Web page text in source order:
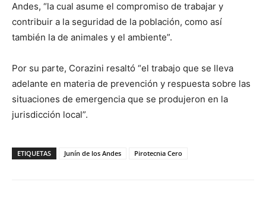
Andes, “la cual asume el compromiso de trabajar y
contribuir a la seguridad de la población, como así
también la de animales y el ambiente”.
Por su parte, Corazini resaltó “el trabajo que se lleva
adelante en materia de prevención y respuesta sobre las
situaciones de emergencia que se produjeron en la
jurisdicción local”.
ETIQUETAS Junín de los Andes Pirotecnia Cero